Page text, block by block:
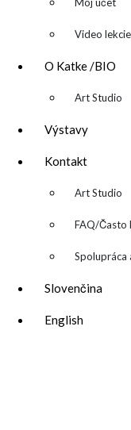
Video
O Katke /BIO
▼ Art Studio
Výstavy
Kontakt
▼ Art Studio
FAQ/Často
Spolupráca
Slovenčina
English
“In my quiet place”/